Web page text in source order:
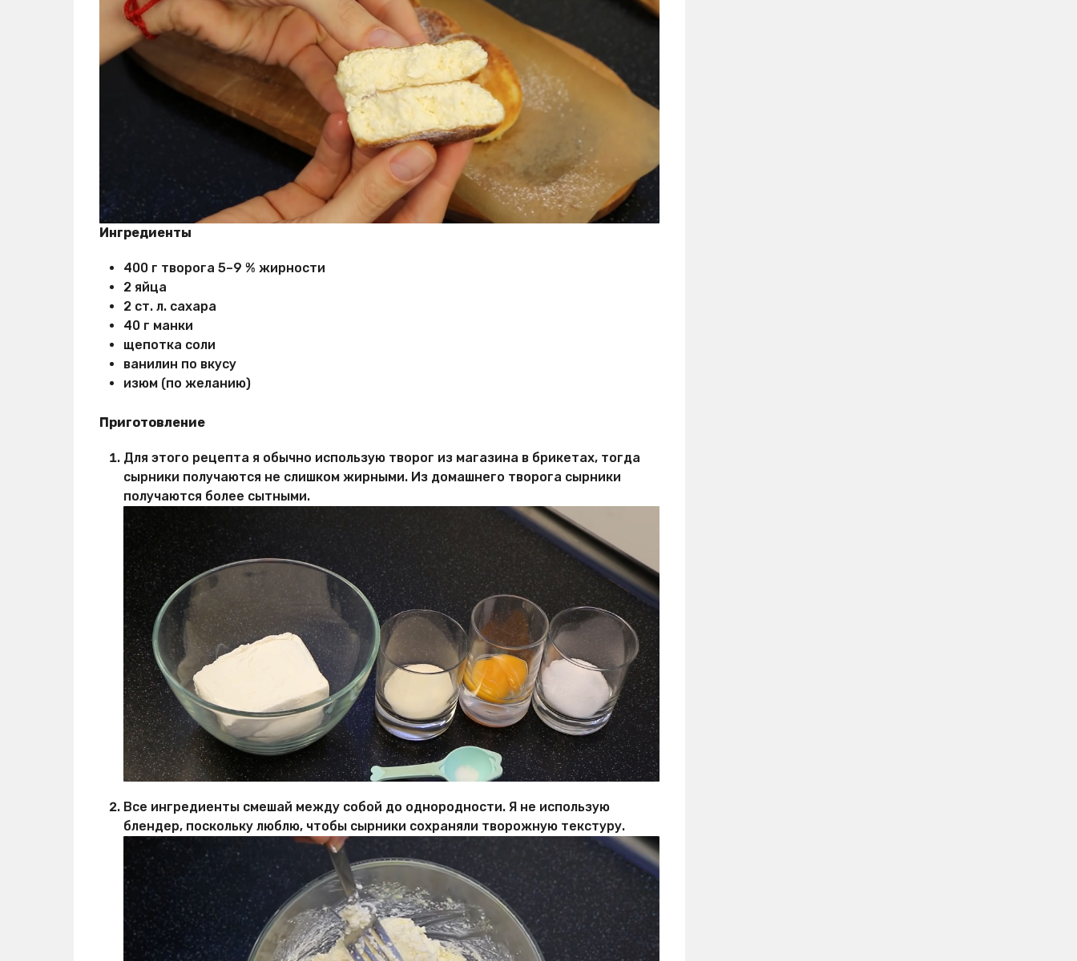
Ингредиенты
400 г творога 5–9 % жирности
2 яйца
2 ст. л. сахара
40 г манки
щепотка соли
ванилин по вкусу
изюм (по желанию)
Приготовление
Для этого рецепта я обычно использую творог из магазина в брикетах, тогда
сырники получаются не слишком жирными. Из домашнего творога сырники
получаются более сытными.
Все ингредиенты смешай между собой до однородности. Я не использую
блендер, поскольку люблю, чтобы сырники сохраняли творожную текстуру.